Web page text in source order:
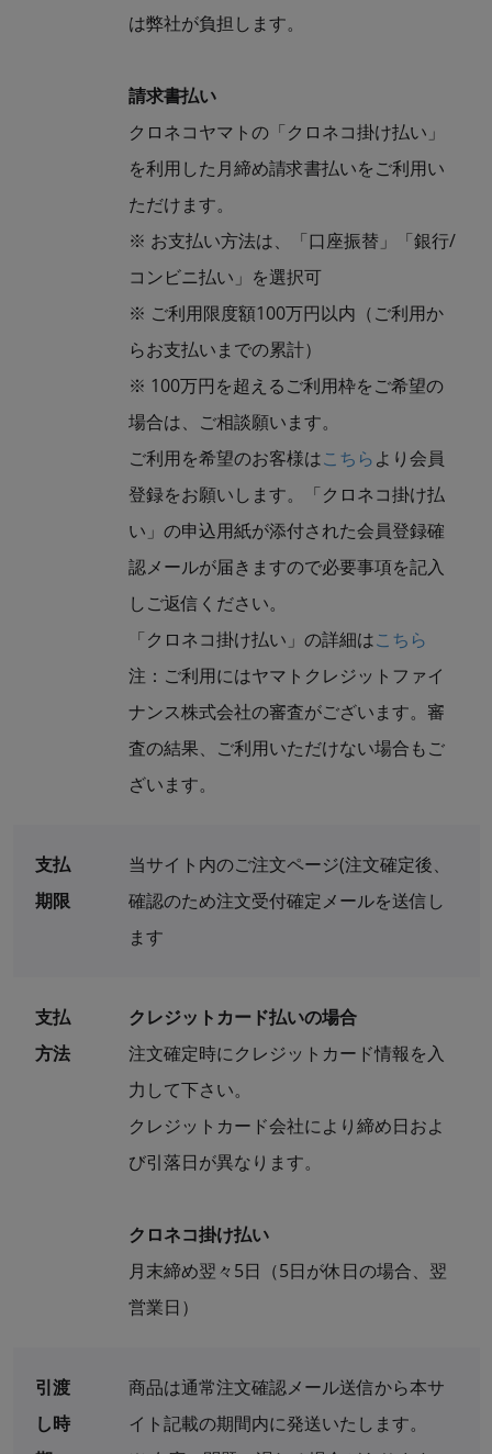
は弊社が負担します。
請求書払い
クロネコヤマトの「クロネコ掛け払い」
を利用した月締め請求書払いをご利用い
ただけます。
※ お支払い方法は、「口座振替」「銀行/
コンビニ払い」を選択可
※ ご利用限度額100万円以内（ご利用か
らお支払いまでの累計）
※ 100万円を超えるご利用枠をご希望の
場合は、ご相談願います。
ご利用を希望のお客様はこちらより会員
登録をお願いします。「クロネコ掛け払
い」の申込用紙が添付された会員登録確
認メールが届きますので必要事項を記入
しご返信ください。
「クロネコ掛け払い」の詳細はこちら
注：ご利用にはヤマトクレジットファイ
ナンス株式会社の審査がございます。審
査の結果、ご利用いただけない場合もご
ざいます。
支払
期限
当サイト内のご注文ページ(注文確定後、
確認のため注文受付確定メールを送信し
ます
支払
方法
クレジットカード払いの場合
注文確定時にクレジットカード情報を入
力して下さい。
クレジットカード会社により締め日およ
び引落日が異なります。
クロネコ掛け払い
月末締め翌々5日（5日が休日の場合、翌
営業日）
引渡
し時
商品は通常注文確認メール送信から本サ
イト記載の期間内に発送いたします。